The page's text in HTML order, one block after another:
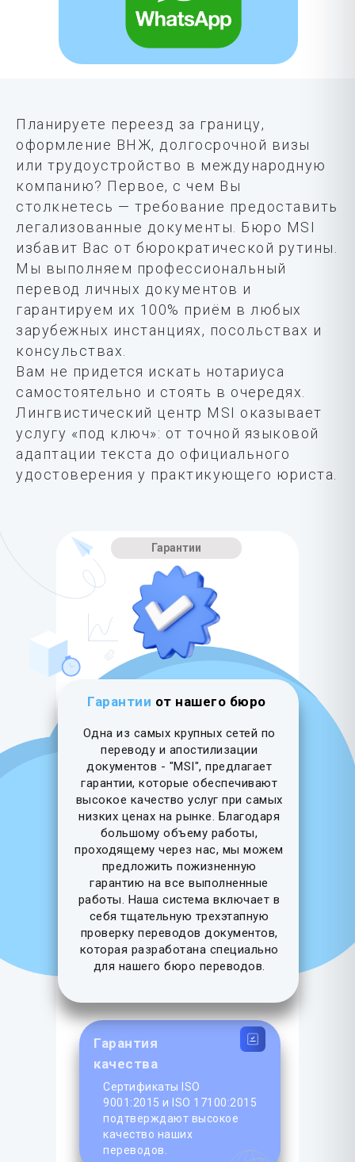
Планируете переезд за границу,
оформление ВНЖ, долгосрочной визы
или трудоустройство в международную
компанию? Первое, с чем Вы
столкнетесь — требование предоставить
легализованные документы. Бюро MSI
избавит Вас от бюрократической рутины.
Мы выполняем профессиональный
перевод личных документов и
гарантируем их 100% приём в любых
зарубежных инстанциях, посольствах и
консульствах.
Вам не придется искать нотариуса
самостоятельно и стоять в очередях.
Лингвистический центр MSI оказывает
услугу «под ключ»: от точной языковой
адаптации текста до официального
удостоверения у практикующего юриста.
Гарантия
качества
Сертификаты ISO
9001:2015 и ISO 17100:2015
подтверждают высокое
качество наших
переводов.
Гарантии от нашего бюро
Одна из самых крупных сетей по
переводу и апостилизации
документов - "MSI", предлагает
гарантии, которые обеспечивают
высокое качество услуг при самых
низких ценах на рынке. Благодаря
большому объему работы,
проходящему через нас, мы можем
предложить пожизненную
гарантию на все выполненные
работы. Наша система включает в
себя тщательную трехэтапную
проверку переводов документов,
которая разработана специально
для нашего бюро переводов.
Гарантии